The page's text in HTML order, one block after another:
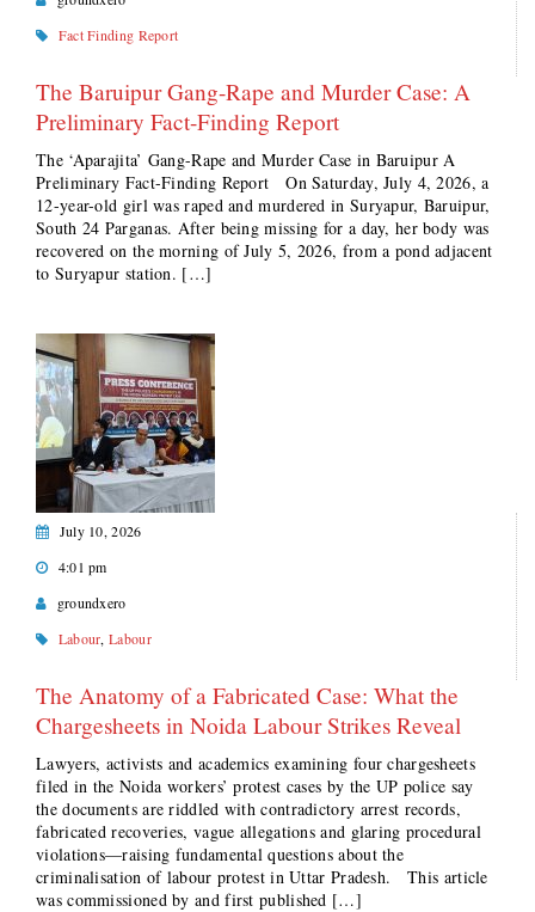
Fact Finding Report
The Baruipur Gang-Rape and Murder Case: A
Preliminary Fact-Finding Report
The ‘Aparajita’ Gang-Rape and Murder Case in Baruipur A
Preliminary Fact-Finding Report On Saturday, July 4, 2026, a
12-year-old girl was raped and murdered in Suryapur, Baruipur,
South 24 Parganas. After being missing for a day, her body was
recovered on the morning of July 5, 2026, from a pond adjacent
to Suryapur station. […]
July 10, 2026
4:01 pm
groundxero
Labour,Labour
The Anatomy of a Fabricated Case: What the
Chargesheets in Noida Labour Strikes Reveal
Lawyers, activists and academics examining four chargesheets
filed in the Noida workers’ protest cases by the UP police say
the documents are riddled with contradictory arrest records,
fabricated recoveries, vague allegations and glaring procedural
violations—raising fundamental questions about the
criminalisation of labour protest in Uttar Pradesh. This article
was commissioned by and first published […]